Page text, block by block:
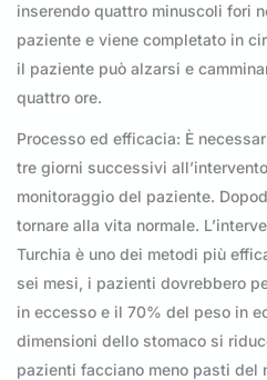
inserendo quattro minuscoli fori
paziente e viene completato in
il paziente può alzarsi e
quattro ore.
Processo ed efficacia: È
tre giorni successivi
monitoraggio del paziente.
tornare alla vita normale.
Turchia è uno dei metodi più
sei mesi, i pazienti dovrebbero
in eccesso e il 70% del peso in
dimensioni dello stomaco si
pazienti facciano meno pasti del